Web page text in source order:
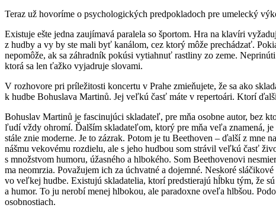
Teraz už hovoríme o psychologických predpokladoch pre umelecký
Existuje ešte jedna zaujímavá paralela so športom. Hra na klavíri
z hudby a vy by ste mali byť kanálom, cez ktorý môže prechádzať.
nepomôže, ak sa záhradník pokúsi vytiahnuť rastliny zo zeme.
ktorá sa len ťažko vyjadruje slovami.
V rozhovore pri príležitosti koncertu v Prahe zmieňujete, že sa ako
k hudbe Bohuslava Martinů. Jej veľkú časť máte v repertoári. Ktorí
Bohuslav Martinů je fascinujúci skladateľ, pre mňa osobne autor, bez
ľudí vždy ohromí. Ďalším skladateľom, ktorý pre mňa veľa znamená,
stále znie moderne. Je to zázrak. Potom je tu Beethoven – ďalší z
nášmu vekovému rozdielu, ale s jeho hudbou som strávil veľkú časť
s množstvom humoru, úžasného a hlbokého. Som Beethovenovi
ma neomrzia. Považujem ich za úchvatné a dojemné. Neskoré
vo veľkej hudbe. Existujú skladatelia, ktorí predstierajú hĺbku tým, že
a humor. To ju nerobí menej hlbokou, ale paradoxne oveľa hlbšou.
osobnostiach.